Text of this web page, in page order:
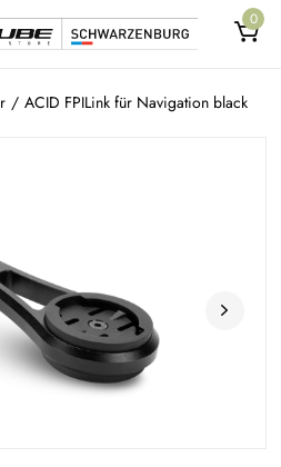
0
/ ACID FPILink für Navigation black